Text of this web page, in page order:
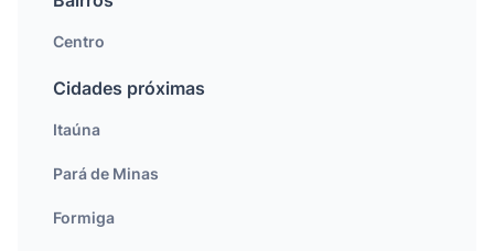
Centro
Cidades próximas
Itaúna
Pará de Minas
Formiga